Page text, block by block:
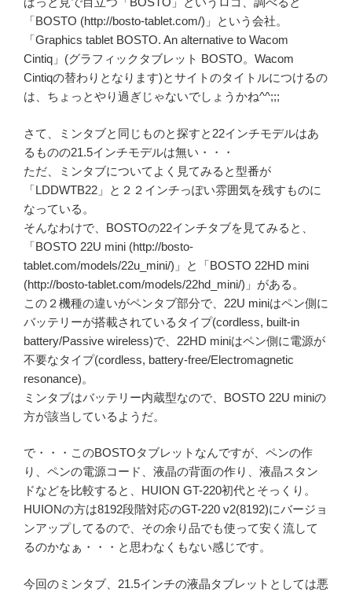
「BOSTO (http://bosto-tablet.com/)」という会社。
「Graphics tablet BOSTO. An alternative to Wacom
Cintiq」(グラフィックタブレット BOSTO。Wacom
Cintiqの替わりとなります)とサイトのタイトルにつけるの
は、ちょっとやり過ぎじゃないでしょうかね^^;;;
さて、ミンタブと同じものと探すと22インチモデルはあ
るものの21.5インチモデルは無い・・・
ただ、ミンタブについてよく見てみると型番が
「LDDWTB22」と２２インチっぽい雰囲気を残すものに
なっている。
そんなわけで、BOSTOの22インチタブを見てみると、
「BOSTO 22U mini (http://bosto-
tablet.com/models/22u_mini/)」と「BOSTO 22HD mini
(http://bosto-tablet.com/models/22hd_mini/)」がある。
この２機種の違いがペンタブ部分で、22U miniはペン側に
バッテリーが搭載されているタイプ(cordless, built-in
battery/Passive wireless)で、22HD miniはペン側に電源が
不要なタイプ(cordless, battery-free/Electromagnetic
resonance)。
ミンタブはバッテリー内蔵型なので、BOSTO 22U miniの
方が該当しているようだ。
で・・・このBOSTOタブレットなんですが、ペンの作
り、ペンの電源コード、液晶の背面の作り、液晶スタン
ドなどを比較すると、HUION GT-220初代とそっくり。
HUIONの方は8192段階対応のGT-220 v2(8192)にバージョ
ンアップしてるので、その余り品でも使って安く流して
るのかなぁ・・・と思わなくもない感じです。
今回のミンタブ、21.5インチの液晶タブレットとしては悪